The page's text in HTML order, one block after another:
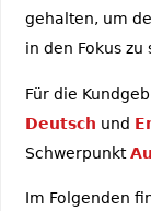
gehalten, um
in den Fokus zu
Für die
Deutsch und
Schwerpunkt
Im Folgenden